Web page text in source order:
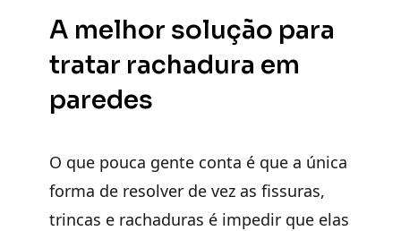
A melhor solução para
tratar rachadura em
paredes
O que pouca gente conta é que a única
forma de resolver de vez as fissuras,
trincas e rachaduras é impedir que elas